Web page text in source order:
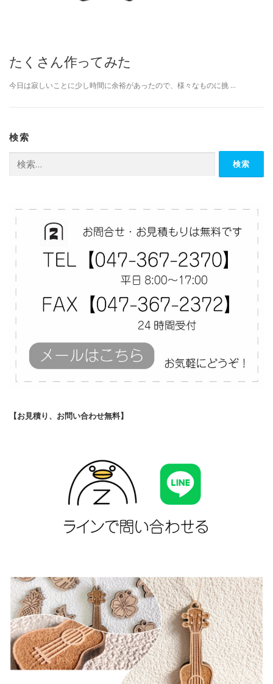
たくさん作ってみた
今日は寂しいことに少し時間に余裕があったので、様々なものに挑 …
検索
索:
【お見積り、お問い合わせ無料】